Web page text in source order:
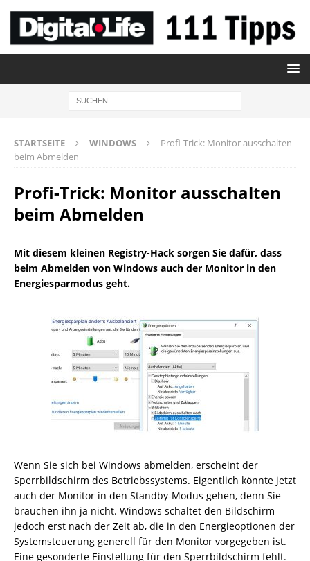
STARTSEITE WINDOWS
Profi-Trick: Monitor ausschalten
beim Abmelden
Profi-Trick: Monitor ausschalten
beim Abmelden
Mit diesem kleinen Registry-Hack sorgen Sie dafür, dass
beim Abmelden von Windows auch der Monitor in den
Energiesparmodus geht.
Wenn Sie sich bei Windows abmelden, erscheint der
Sperrbildschirm des Betriebssystems. Eigentlich könnte jetzt
auch der Monitor in den Standby-Modus gehen, denn Sie
brauchen ihn ja nicht. Windows schaltet den Bildschirm
jedoch erst nach der Zeit ab, die in den Energieoptionen der
Systemsteuerung generell für den Monitor vorgegeben ist.
Eine gesonderte Einstellung für den Sperrbildschirm fehlt.